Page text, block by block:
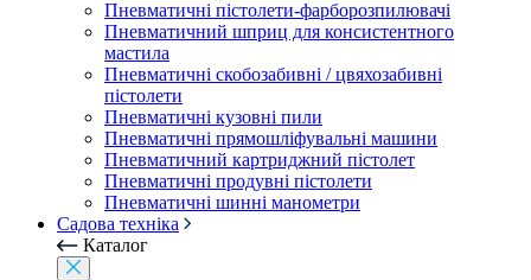
Пневматичні пістолети-фарборозпилювачі
Пневматичний шприц для консистентного
мастила
Пневматичні скобозабивні / цвяхозабивні
пістолети
Пневматичні кузовні пили
Пневматичні прямошліфувальні машини
Пневматичний картриджний пістолет
Пневматичні продувні пістолети
Пневматичні шинні манометри
Садова техніка
Каталог